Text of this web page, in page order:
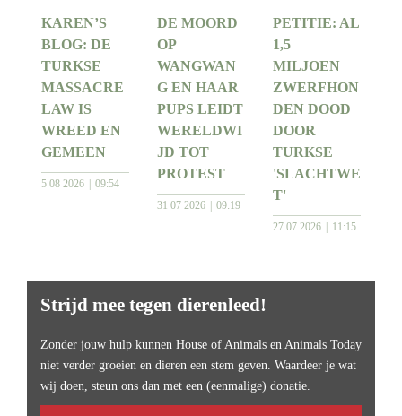
KAREN’S
BLOG: DE
TURKSE
MASSACRE
LAW IS
WREED EN
GEMEEN
5 08 2026 09:54
DE MOORD
OP
WANGWAN
G EN HAAR
PUPS LEIDT
WERELDWI
JD TOT
PROTEST
31 07 2026 09:19
PETITIE: AL
1,5
MILJOEN
ZWERFHON
DEN DOOD
DOOR
TURKSE
'SLACHTWE
T'
27 07 2026 11:15
Strijd mee tegen dierenleed!
Zonder jouw hulp kunnen House of Animals en Animals Today
niet verder groeien en dieren een stem geven. Waardeer je wat
wij doen, steun ons dan met een (eenmalige) donatie.